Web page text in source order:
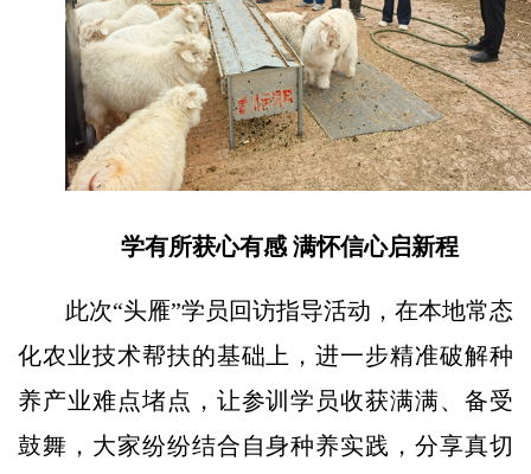
学有所获心有感 满怀信心启新程
此次“头雁”学员回访指导活动，在本地常态
化农业技术帮扶的基础上，进一步精准破解种
养产业难点堵点，让参训学员收获满满、备受
鼓舞，大家纷纷结合自身种养实践，分享真切